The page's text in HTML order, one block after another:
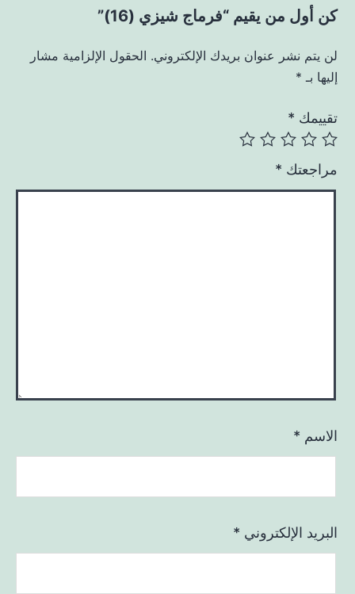
كن أول من يقيم “فرماج شيزي (16)”
لن يتم نشر عنوان بريدك الإلكتروني. الحقول الإلزامية مشار
إليها بـ *
تقييمك *
مراجعتك *
الاسم *
البريد الإلكتروني *